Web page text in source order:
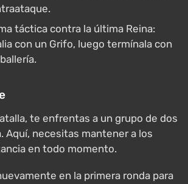
táctica contra la última Reina:
con un Grifo, luego termínala con
te enfrentas a un grupo de dos
Aquí, necesitas mantener a los
en todo momento.
en la primera ronda para